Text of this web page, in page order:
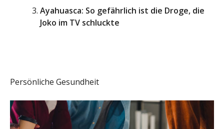
Ayahuasca: So gefährlich ist die Droge, die
Joko im TV schluckte
Persönliche Gesundheit